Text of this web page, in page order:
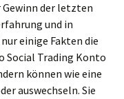
der letzten
und in
einige Fakten die
Social Trading Konto
können wie eine
auswechseln. Sie